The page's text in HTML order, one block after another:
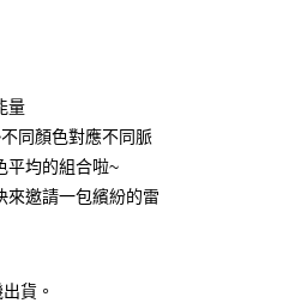
量
同顏色對應不同脈
平均的組合啦~
來邀請一包繽紛的雷
貨。